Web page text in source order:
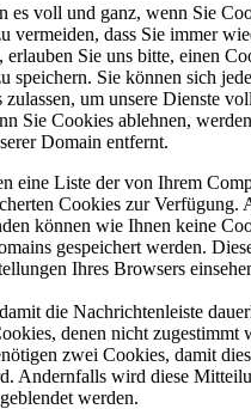
es voll und ganz, wenn Sie
vermeiden, dass Sie immer
erlauben Sie uns bitte, einen
speichern. Sie können sich
zulassen, um unsere Dienste
Sie Cookies ablehnen,
Domain entfernt.
eine Liste der von Ihrem
Cookies zur Verfügung.
können wie Ihnen keine
gespeichert werden.
Ihres Browsers
die Nachrichtenleiste
denen nicht zugestimmt
zwei Cookies, damit
Andernfalls wird diese
werden.